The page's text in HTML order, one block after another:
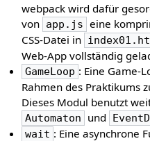
webpack wird dafür
von app.js eine
CSS-Datei in
Web-App vollständig
GameLoop : Eine Game-
Rahmen des Praktikums
Dieses Modul benutzt
Automaton und
wait : Eine asynchrone